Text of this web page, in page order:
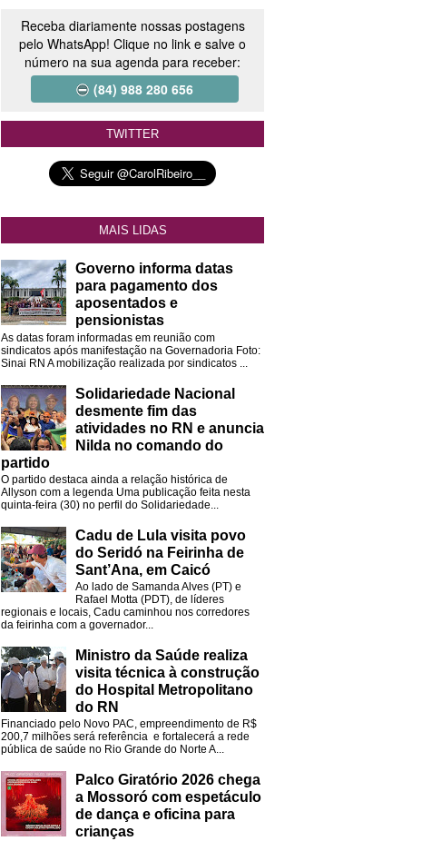
Receba diariamente nossas postagens
pelo WhatsApp! Clique no link e salve o
número na sua agenda para receber:
(84) 988 280 656
TWITTER
MAIS LIDAS
Governo informa datas
para pagamento dos
aposentados e
pensionistas
As datas foram informadas em reunião com
sindicatos após manifestação na Governadoria Foto:
Sinai RN A mobilização realizada por sindicatos ...
Solidariedade Nacional
desmente fim das
atividades no RN e anuncia
Nilda no comando do
partido
O partido destaca ainda a relação histórica de
Allyson com a legenda Uma publicação feita nesta
quinta-feira (30) no perfil do Solidariedade...
Cadu de Lula visita povo
do Seridó na Feirinha de
Sant’Ana, em Caicó
Ao lado de Samanda Alves (PT) e
Rafael Motta (PDT), de líderes
regionais e locais, Cadu caminhou nos corredores
da feirinha com a governador...
Ministro da Saúde realiza
visita técnica à construção
do Hospital Metropolitano
do RN
Financiado pelo Novo PAC, empreendimento de R$
200,7 milhões será referência e fortalecerá a rede
pública de saúde no Rio Grande do Norte A...
Palco Giratório 2026 chega
a Mossoró com espetáculo
de dança e oficina para
crianças